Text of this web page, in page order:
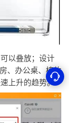
以叠放；设计
、办公桌、梳妆
上升的趋势。